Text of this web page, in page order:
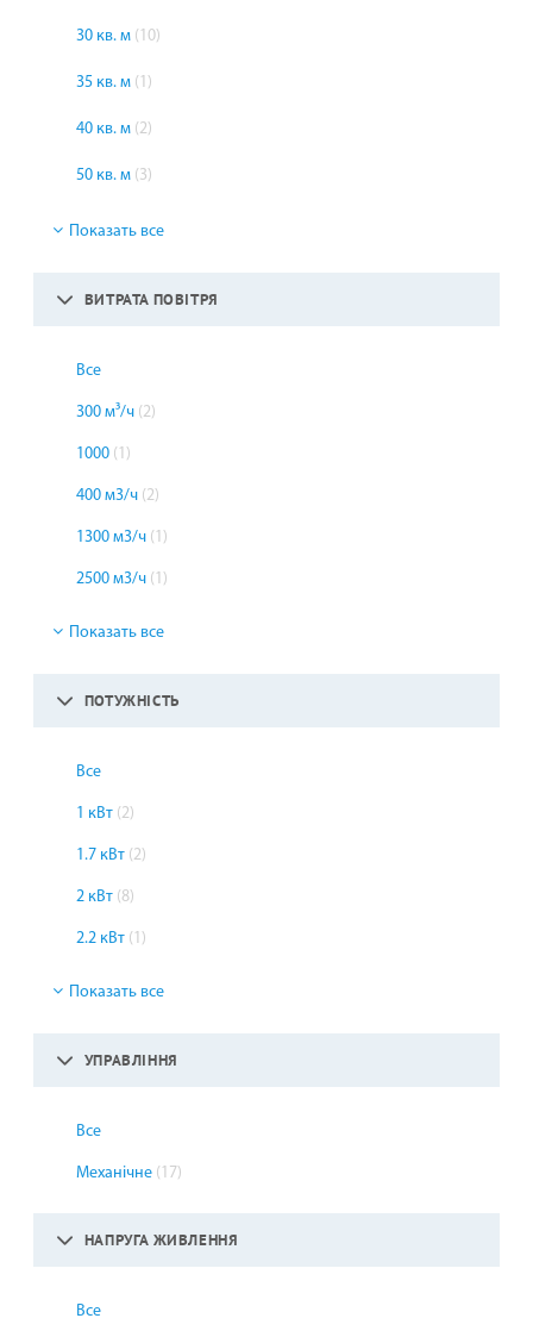
30 кв. м (10)
35 кв. м (1)
40 кв. м (2)
50 кв. м (3)
Показать все
ВИТРАТА ПОВІТРЯ
Все
300 м³/ч (2)
1000 (1)
400 м3/ч (2)
1300 м3/ч (1)
2500 м3/ч (1)
Показать все
ПОТУЖНІСТЬ
Все
1 кВт (2)
1.7 кВт (2)
2 кВт (8)
2.2 кВт (1)
Показать все
УПРАВЛІННЯ
Все
Механічне (17)
НАПРУГА ЖИВЛЕННЯ
Все